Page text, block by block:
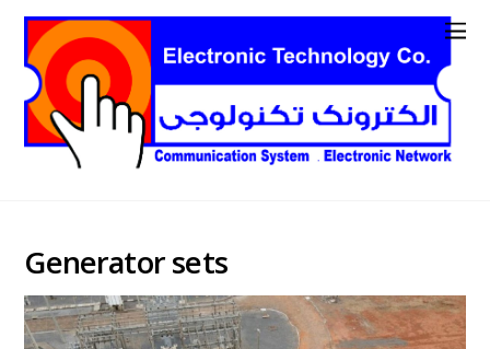
Generator sets